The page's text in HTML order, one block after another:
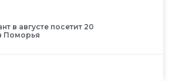
в августе посетит 20
Поморья